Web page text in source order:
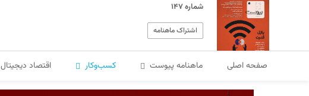
شماره ۱۴۷
اشتراک ماهنامه
صفحه اصلی ماهنامه پیوست کسب‌و‌کار اقتصاد دیجیتال